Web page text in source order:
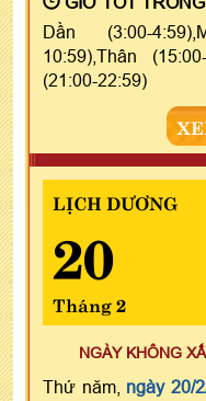
Dần (3:00-
10:59),Thân
(21:00-22:59)
LỊCH DƯƠNG
20
Tháng 2
NGÀY KHÔNG
Thứ năm, ngày 20/